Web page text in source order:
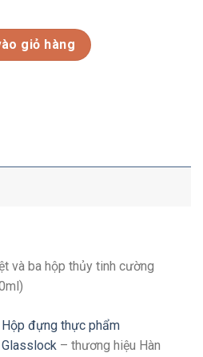
TINH CƯỜNG LỰC 400ML KÈM
giỏ hàng
và ba hộp thủy tinh cường
Hộp đựng thực phẩm
Glasslock– thương hiệu Hàn